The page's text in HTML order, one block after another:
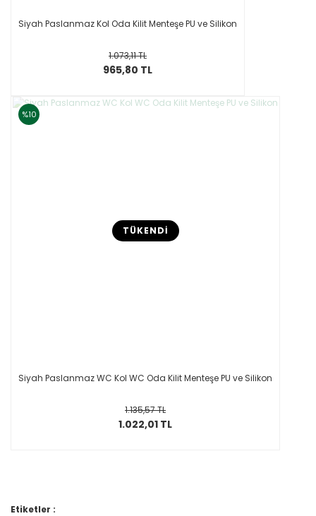
Siyah Paslanmaz Kol Oda Kilit Menteşe PU ve Silikon
1.073,11 TL
965,80 TL
%10
TÜKENDİ
Siyah Paslanmaz WC Kol WC Oda Kilit Menteşe PU ve Silikon
1.135,57 TL
1.022,01 TL
Etiketler :